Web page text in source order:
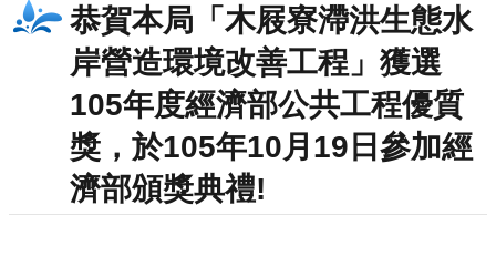
恭賀本局「木屐寮滯洪生態水
岸營造環境改善工程」獲選
105年度經濟部公共工程優質
獎，於105年10月19日參加經
濟部頒獎典禮!